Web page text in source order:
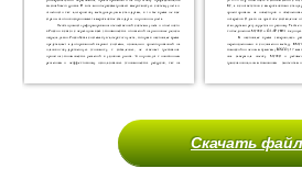
Скачать файл